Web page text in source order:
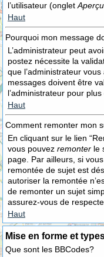
l’utilisateur (onglet
Haut
Pourquoi mon message
L’administrateur peut
postez nécessite la
que l’administrateur
messages doivent être
l’administrateur pour plus
Haut
Comment remonter mon
En cliquant sur le lien
vous pouvez remonter le
page. Par ailleurs, si
remontée de sujet est
autoriser la remontée
de remonter un sujet
assurez-vous de
Haut
Mise en forme et
Que sont les BBCodes?